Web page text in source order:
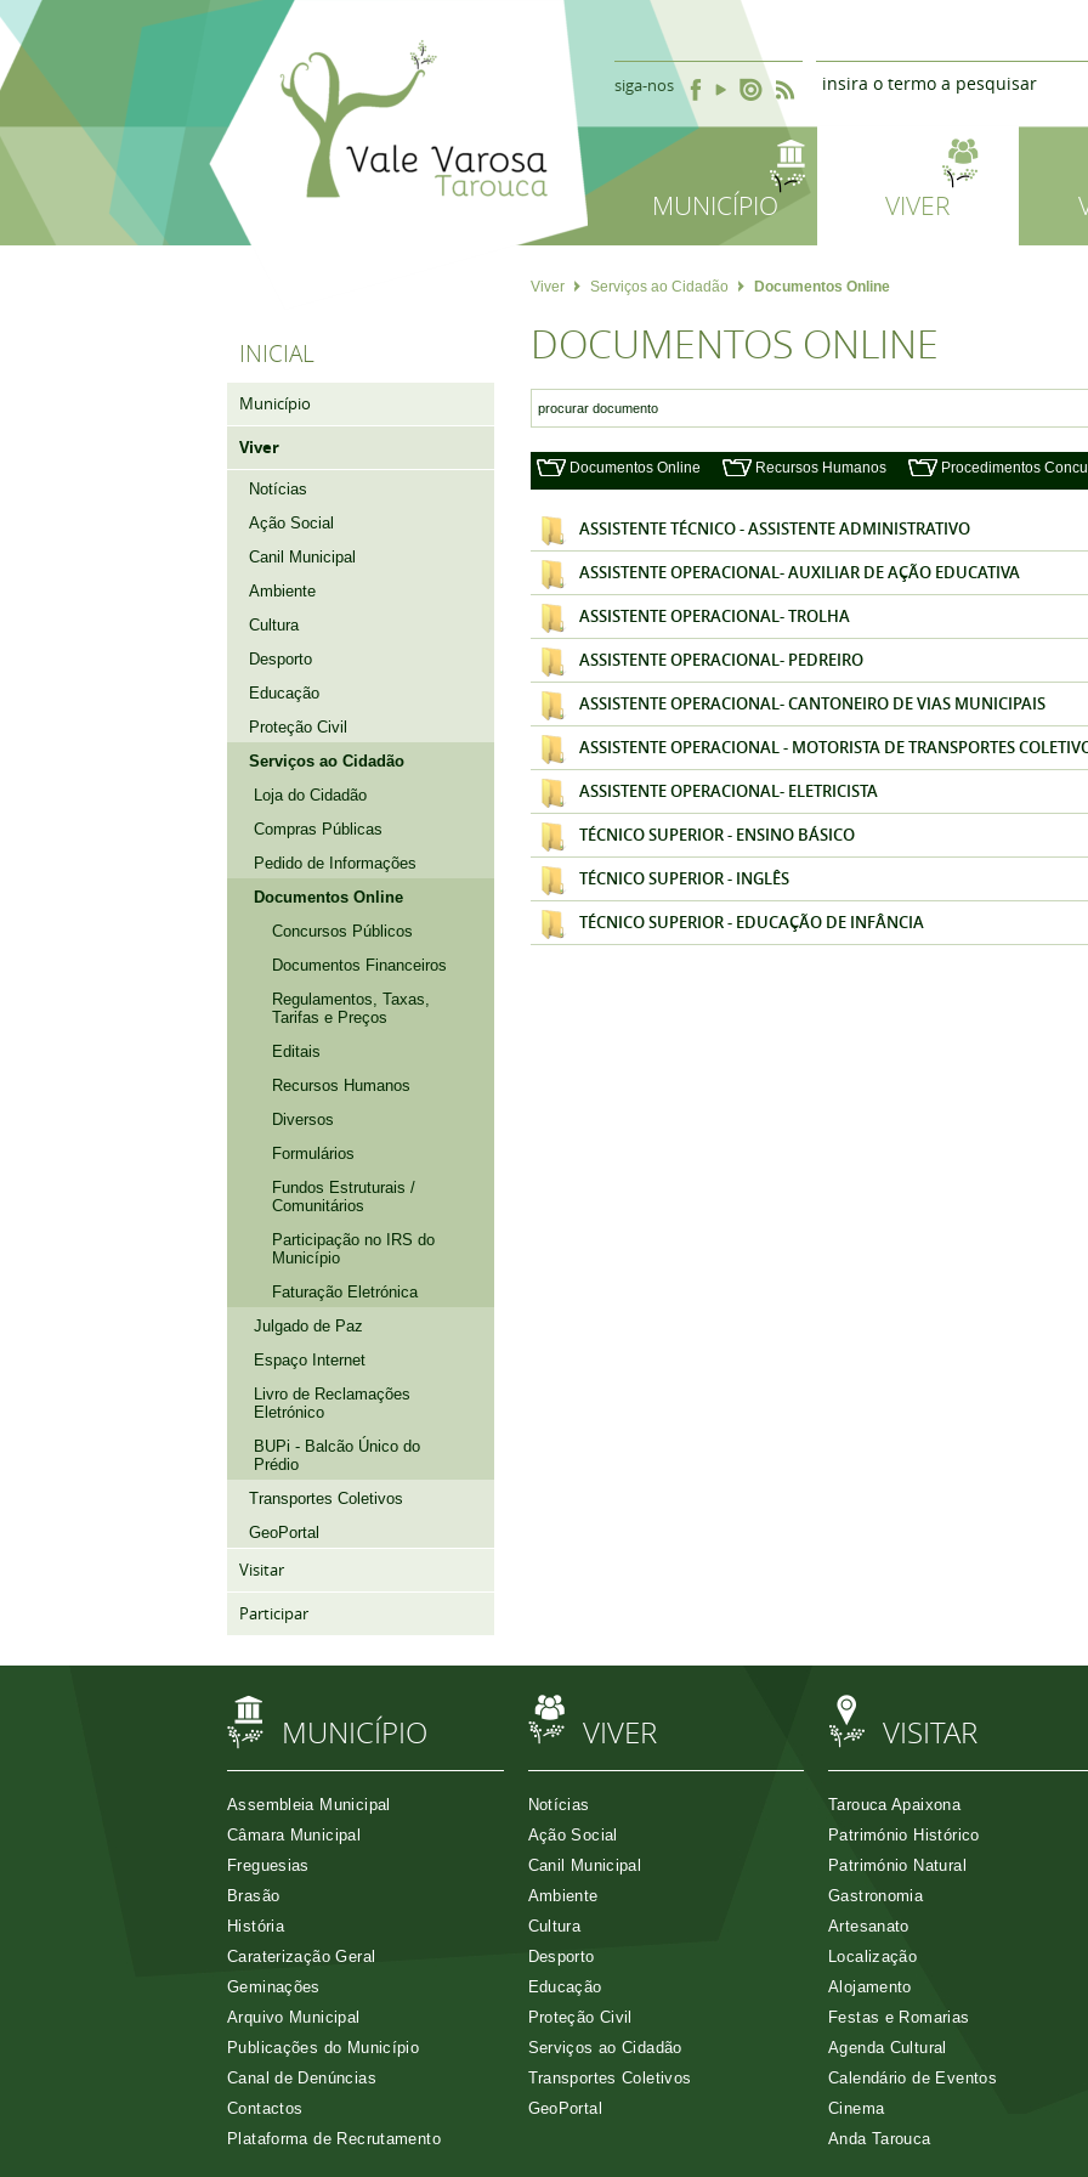
siga-nos
MUNICÍPIO VIVER
INICIAL
Município
Viver
Notícias
Ação Social
Canil Municipal
Ambiente
Cultura
Desporto
Educação
Proteção Civil
Serviços ao Cidadão
Loja do Cidadão
Compras Públicas
Pedido de Informações
Documentos Online
Concursos Públicos
Documentos Financeiros
Regulamentos, Taxas,
Tarifas e Preços
Editais
Recursos Humanos
Diversos
Formulários
Fundos Estruturais /
Comunitários
Participação no IRS do
Município
Faturação Eletrónica
Julgado de Paz
Espaço Internet
Livro de Reclamações
Eletrónico
BUPi - Balcão Único do
Prédio
Transportes Coletivos
GeoPortal
Visitar
Participar
Viver Serviços ao Cidadão Documentos Online
DOCUMENTOS ONLINE
Documentos Online Recursos Humanos Procedimentos
ASSISTENTE TÉCNICO - ASSISTENTE ADMINISTRATIVO
ASSISTENTE OPERACIONAL- AUXILIAR DE AÇÃO EDUCATIVA
ASSISTENTE OPERACIONAL- TROLHA
ASSISTENTE OPERACIONAL- PEDREIRO
ASSISTENTE OPERACIONAL- CANTONEIRO DE VIAS MUNICIPAIS
ASSISTENTE OPERACIONAL - MOTORISTA DE TRANSPORTES
ASSISTENTE OPERACIONAL- ELETRICISTA
TÉCNICO SUPERIOR - ENSINO BÁSICO
TÉCNICO SUPERIOR - INGLÊS
TÉCNICO SUPERIOR - EDUCAÇÃO DE INFÂNCIA
MUNICÍPIO
Assembleia Municipal
Câmara Municipal
Freguesias
Brasão
História
Caraterização Geral
Geminações
Arquivo Municipal
Publicações do Município
Canal de Denúncias
Contactos
Plataforma de Recrutamento
VIVER
Notícias
Ação Social
Canil Municipal
Ambiente
Cultura
Desporto
Educação
Proteção Civil
Serviços ao Cidadão
Transportes Coletivos
GeoPortal
VISITAR
Tarouca Apaixona
Património Histórico
Património Natural
Gastronomia
Artesanato
Localização
Alojamento
Festas e Romarias
Agenda Cultural
Calendário de Eventos
Cinema
Anda Tarouca